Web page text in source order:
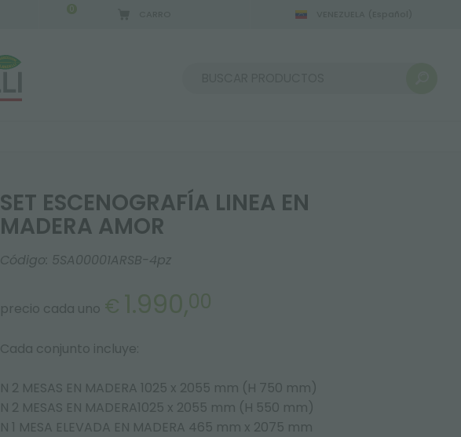
0
SET ESCENOGRAFÍA LINEA EN
MADERA AMOR
Código: 5SA00001ARSB-4pz
precio cada uno € 1.990,00
Cada conjunto incluye:
N 2 MESAS EN MADERA 1025 x 2055 mm (H 750 mm)
N 2 MESAS EN MADERA1025 x 2055 mm (H 550 mm)
N 1 MESA ELEVADA EN MADERA 465 mm x 2075 mm